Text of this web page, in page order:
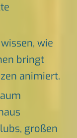
wie
bringt
animiert.
großen